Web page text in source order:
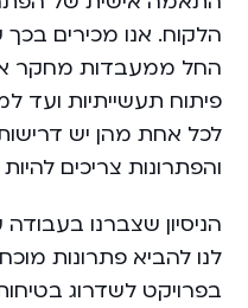
הלקוח. אנו מכירים
החל ממעבדות מחקר
פיתוח תעשייתיות ועד
לכל אחת מהן יש
והפתרונות צריכים
הניסיון שצברנו
לנו להביא פתרונות
בפרויקט לשדרוג